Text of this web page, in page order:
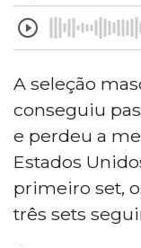
A seleção
conseguiu
e perdeu a
Estados
primeiro set,
três sets